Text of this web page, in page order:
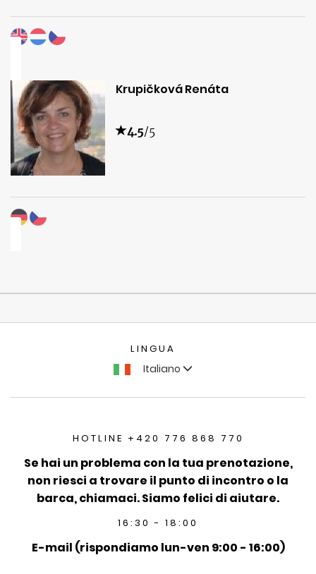
Krupičková Renáta
4.5/5
LINGUA
Italiano
HOTLINE +420 776 868 770
Se hai un problema con la tua prenotazione,
non riesci a trovare il punto di incontro o la
barca, chiamaci. Siamo felici di aiutare.
16:30 - 18:00
E-mail (rispondiamo lun-ven 9:00 - 16:00)